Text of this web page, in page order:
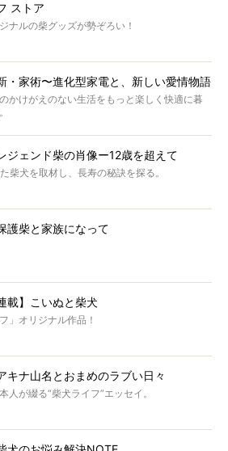
ストア
ナルの柴グッズが勢ぞろい！
・家術〜進化型家電と、新しい愛情物語
かけがえのない生活をもっと楽しく快適に暮
ジェンド柴の肖像ー12歳を超えて
柴犬を取材し、長寿の秘訣を探る。
護柴と家族になって
載】こいぬと柴犬
」オリジナル作品！
キナ山名とおまめのラブい日々
人が綴る“柴犬ライフ”エッセイ。